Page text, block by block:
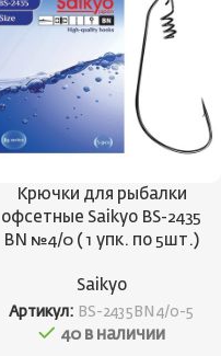
Крючки для рыбалки
офсетные Saikyo BS-2435
BN №4/0 ( 1 упк. по 5шт.)
Saikyo
Артикул: BS-2435BN4/0-5
40 в наличии